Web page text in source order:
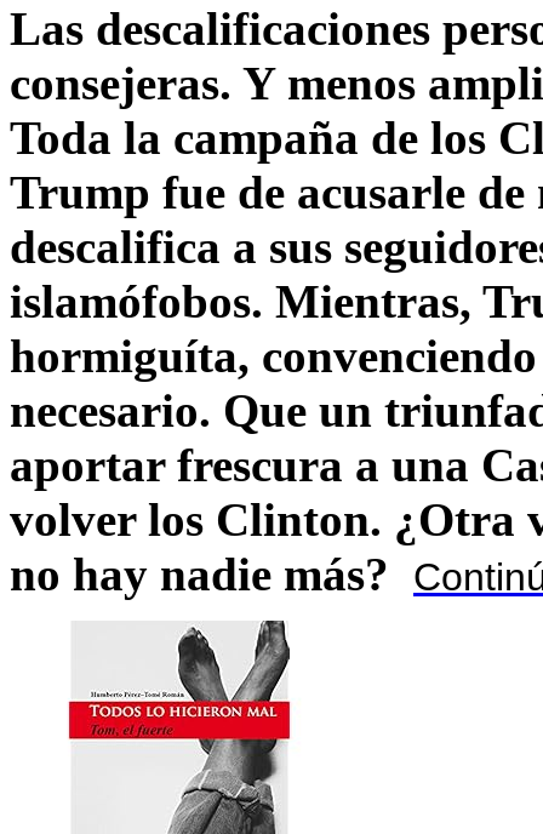
Las descalificaciones
consejeras. Y menos
Toda la campaña de los
Trump fue de acusarle
descalifica a sus
islamófobos. Mientras,
hormiguíta,
necesario. Que un
aportar frescura a una
volver los Clinton. ¿Otra
no hay nadie más?